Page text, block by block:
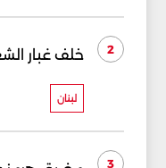
2 خلف غبار
لبنان
3